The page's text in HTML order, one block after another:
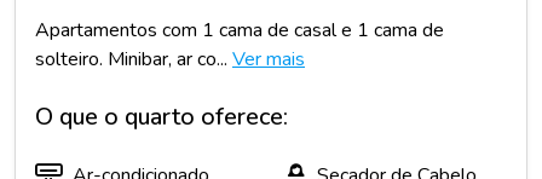
Apartamentos com 1 cama de casal e 1 cama de
solteiro. Minibar, ar co... Ver mais
O que o quarto oferece: